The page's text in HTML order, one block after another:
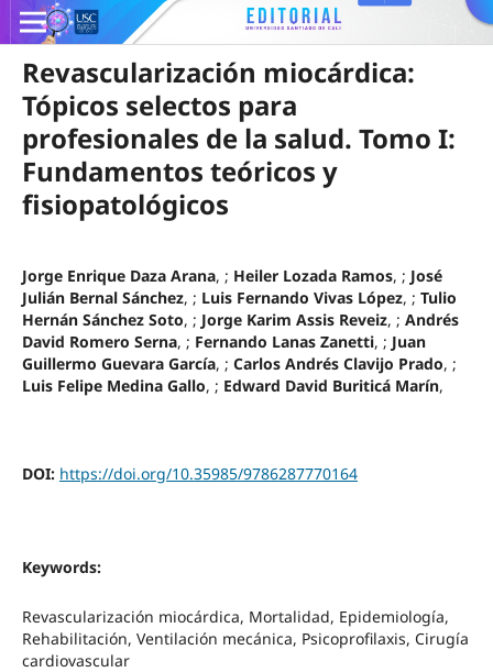
Revascularización miocárdica:
Tópicos selectos para
profesionales de la salud. Tomo I:
Fundamentos teóricos y
fisiopatológicos
Jorge Enrique Daza Arana, ; Heiler Lozada Ramos, ; José
Julián Bernal Sánchez, ; Luis Fernando Vivas López, ; Tulio
Hernán Sánchez Soto, ; Jorge Karim Assis Reveiz, ; Andrés
David Romero Serna, ; Fernando Lanas Zanetti, ; Juan
Guillermo Guevara García, ; Carlos Andrés Clavijo Prado, ;
Luis Felipe Medina Gallo, ; Edward David Buriticá Marín,
DOI: https://doi.org/10.35985/9786287770164
Keywords:
Revascularización miocárdica, Mortalidad, Epidemiología,
Rehabilitación, Ventilación mecánica, Psicoprofilaxis, Cirugía
cardiovascular